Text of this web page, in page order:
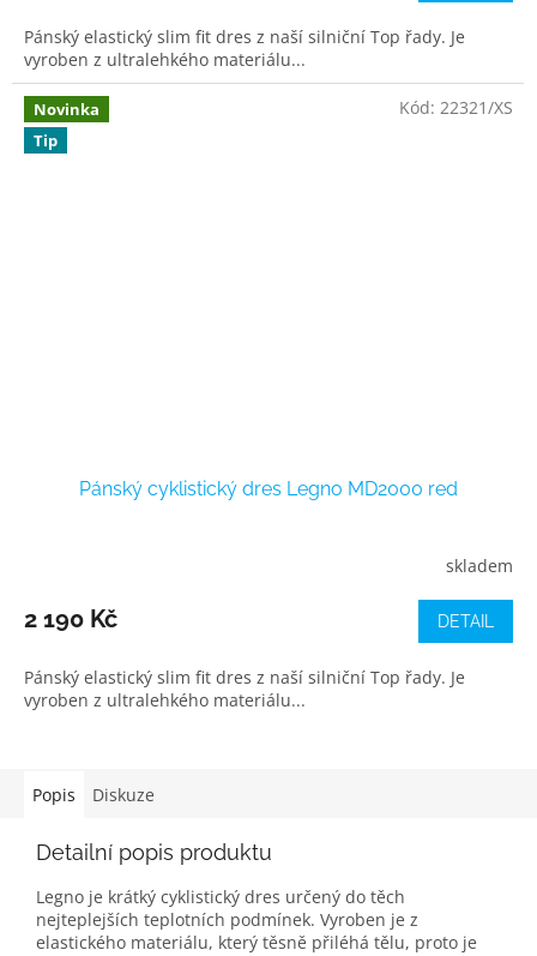
Pánský elastický slim fit dres z naší silniční Top řady. Je
vyroben z ultralehkého materiálu...
Novinka
Tip
Pánský cyklistický dres Legno MD2000 red
skladem
2 190 Kč DETAIL
Pánský elastický slim fit dres z naší silniční Top řady. Je
vyroben z ultralehkého materiálu...
Kód: 22321/XS
Popis Diskuze
Detailní popis produktu
Legno je krátký cyklistický dres určený do těch
nejteplejších teplotních podmínek. Vyroben je z
elastického materiálu, který těsně přiléhá tělu, proto je